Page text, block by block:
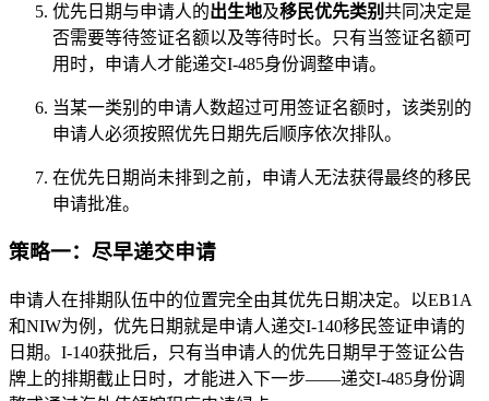
优先日期与申请人的出生地及移民优先类别 共同决定是
否需要等待签证名额以及等待时长。只有当签证名额可
用时，申请人才能递交I-485身份调整申请。
当某一类别的申请人数超过可用签证名额时，该类别的
申请人必须按照优先日期先后顺序依次排队。
在优先日期尚未排到之前，申请人无法获得最终的移民
申请批准。
策略一：尽早递交申请
申请人在排期队伍中的位置完全由其优先日期决定。以EB1A
和NIW为例，优先日期就是申请人递交I-140移民签证申请的
日期。I-140获批后，只有当申请人的优先日期早于签证公告
牌上的排期截止日时，才能进入下一步——递交I-485身份调